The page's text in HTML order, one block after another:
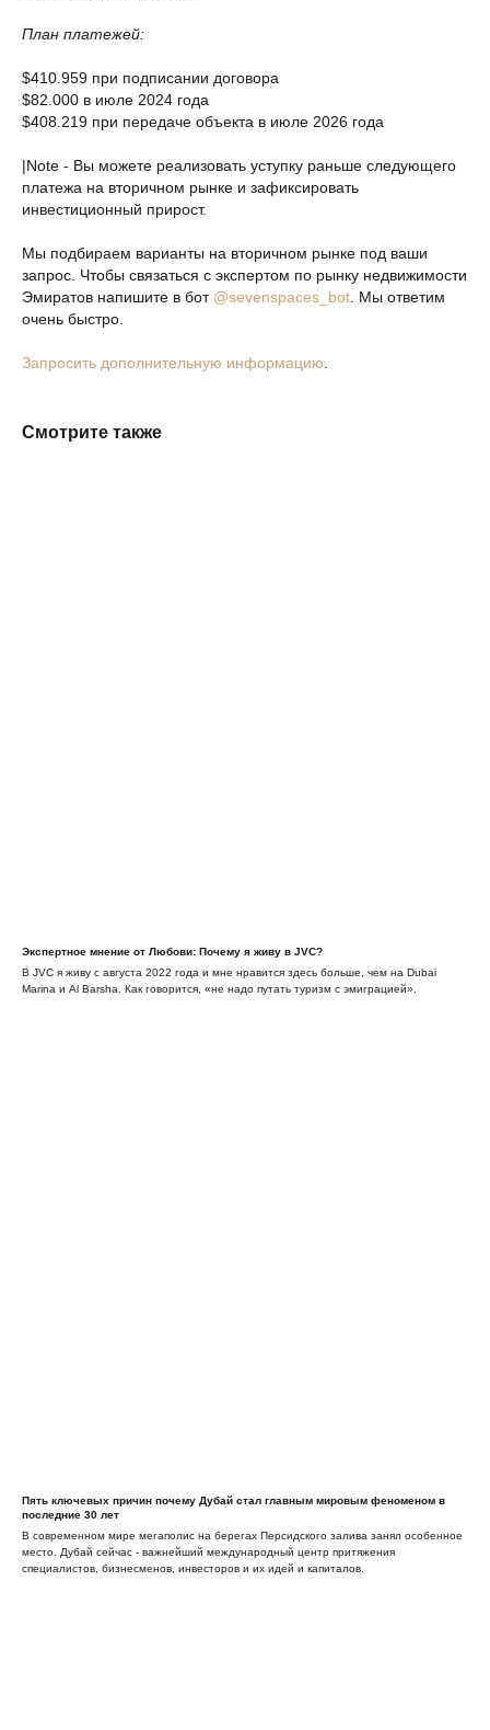
План платежей:
$410.959 при подписании договора
$82.000 в июле 2024 года
$408.219 при передаче объекта в июле 2026 года
|Note - Вы можете реализовать уступку раньше следующего
платежа на вторичном рынке и зафиксировать
инвестиционный прирост.
Мы подбираем варианты на вторичном рынке под ваши
запрос. Чтобы связаться с экспертом по рынку недвижимости
Эмиратов напишите в бот @sevenspaces_bot . Мы ответим
очень быстро.
Запросить дополнительную информацию
Смотрите также
Экспертное мнение от Любови: Почему я живу в JVC?
В JVC я живу с августа 2022 года и мне нравится здесь больше, чем на Dubai
Marina и Al Barsha. Как говорится, «не надо путать туризм с эмиграцией».
Пять ключевых причин почему Дубай стал главным мировым феноменом в
последние 30 лет
В современном мире мегаполис на берегах Персидского залива занял особенное
место. Дубай сейчас - важнейший международный центр притяжения
специалистов, бизнесменов, инвесторов и их идей и капиталов.